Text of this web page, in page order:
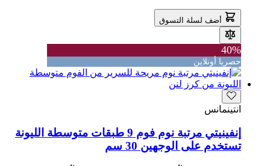
أضف لسلة التسوق
40%
حصريا أونلاين
انتينمانس
إنفينيتي مرتبة نوم فوم 9 طبقات متوسطة الليونة
تستخدم على الوجهين 30 سم